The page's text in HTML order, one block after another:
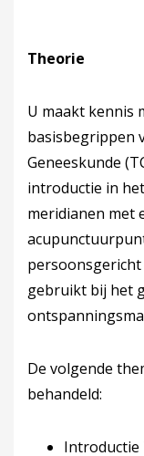
Theorie
U maakt kennis
basisbegrippen
Geneeskunde
introductie in
meridianen met
gebruikt bij het
De volgende
behandeld:
Introductie